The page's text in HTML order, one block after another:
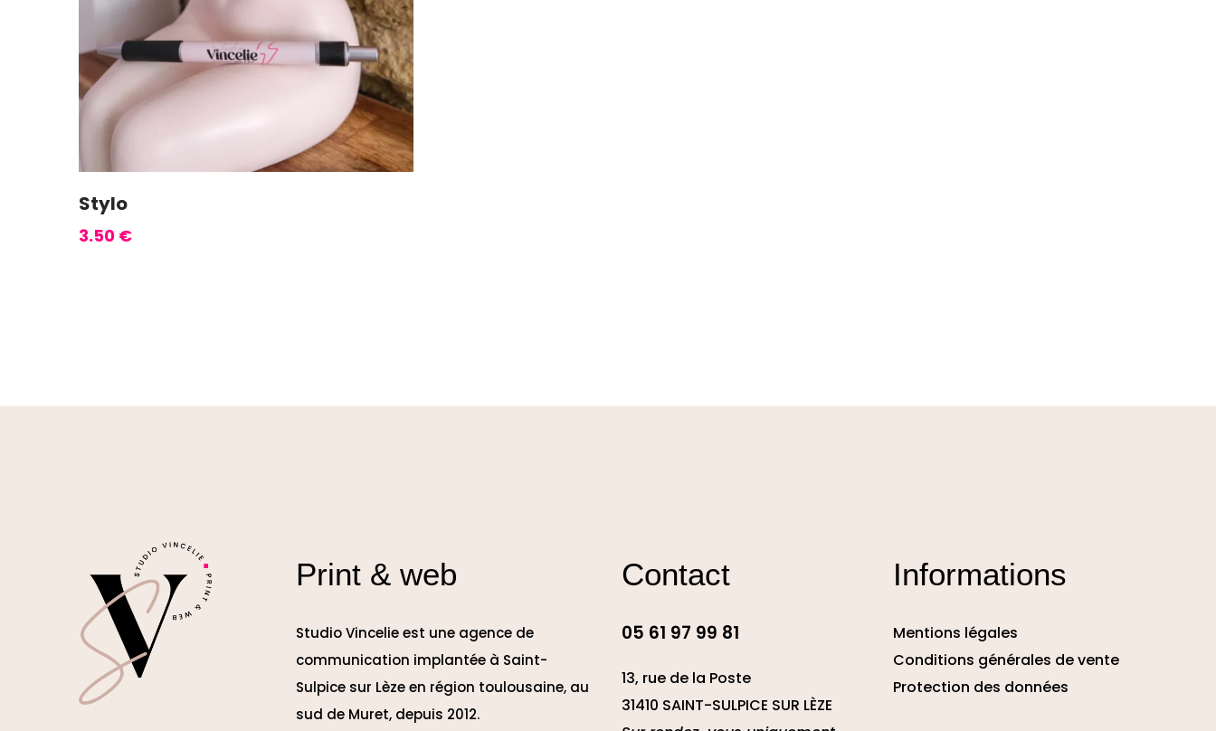
Stylo
3.50 €
Print & web
Studio Vincelie est une agence de
communication implantée à Saint-
Sulpice sur Lèze en région toulousaine, au
sud de Muret, depuis 2012.
Contact
05 61 97 99 81
13, rue de la Poste
31410 SAINT-SULPICE SUR LÈZE
Informations
Mentions légales
Conditions générales de vente
Protection des données